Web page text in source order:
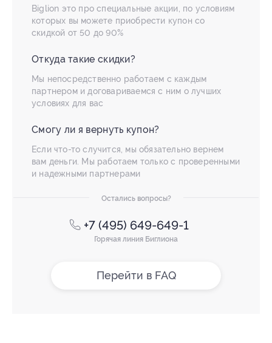
Biglion это про специальные акции, по условиям
которых вы можете приобрести купон со
скидкой от 50 до 90%
Откуда такие скидки?
Мы непосредственно работаем с каждым
партнером и договариваемся с ним о лучших
условиях для вас
Смогу ли я вернуть купон?
Если что-то случится, мы обязательно вернем
вам деньги. Мы работаем только с проверенными
и надежными партнерами
Остались вопросы?
+7 (495) 649-649-1
Горячая линия Биглиона
Перейти в FAQ